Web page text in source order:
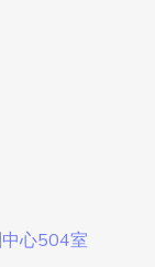
心504室